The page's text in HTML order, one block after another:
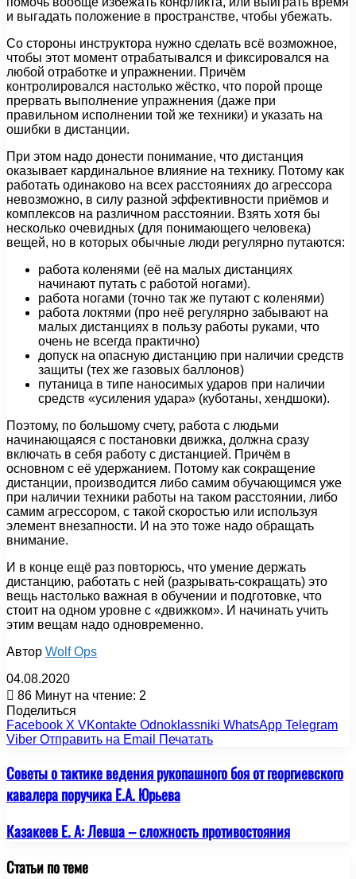
и выгадать положение в пространстве, чтобы убежать.
Со стороны инструктора нужно сделать всё возможное,
чтобы этот момент отрабатывался и фиксировался на
любой отработке и упражнении. Причём
контролировался настолько жёстко, что порой проще
прервать выполнение упражнения (даже при
правильном исполнении той же техники) и указать на
ошибки в дистанции.
При этом надо донести понимание, что дистанция
оказывает кардинальное влияние на технику. Потому как
работать одинаково на всех расстояниях до агрессора
невозможно, в силу разной эффективности приёмов и
комплексов на различном расстоянии. Взять хотя бы
несколько очевидных (для понимающего человека)
вещей, но в которых обычные люди регулярно путаются:
работа коленями (её на малых дистанциях
начинают путать с работой ногами).
работа ногами (точно так же путают с коленями)
работа локтями (про неё регулярно забывают на
малых дистанциях в пользу работы руками, что
очень не всегда практично)
допуск на опасную дистанцию при наличии средств
защиты (тех же газовых баллонов)
путаница в типе наносимых ударов при наличии
средств «усиления удара» (куботаны, хендшоки).
Поэтому, по большому счету, работа с людьми
начинающаяся с постановки движка, должна сразу
включать в себя работу с дистанцией. Причём в
основном с её удержанием. Потому как сокращение
дистанции, производится либо самим обучающимся уже
при наличии техники работы на таком расстоянии, либо
самим агрессором, с такой скоростью или используя
элемент внезапности. И на это тоже надо обращать
внимание.
И в конце ещё раз повторюсь, что умение держать
дистанцию, работать с ней (разрывать-сокращать) это
вещь настолько важная в обучении и подготовке, что
стоит на одном уровне с «движком». И начинать учить
этим вещам надо одновременно.
Автор Wolf Ops
04.08.2020
86 Минут на чтение: 2
Поделиться
Facebook X VKontakte Odnoklassniki WhatsApp Telegram
Viber Отправить на Email Печатать
Советы о тактике ведения рукопашного боя от георгиевского
кавалера поручика Е.А. Юрьева
Казакеев Е. А: Левша – сложность противостояния
Статьи по теме